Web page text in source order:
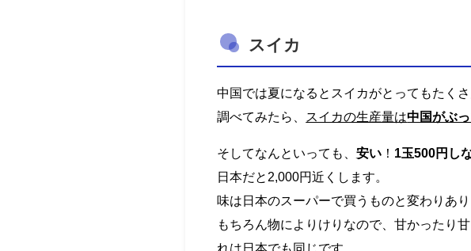
スイカ
中国では夏になるとスイカがとってもたく
調べてみたら、
スイカの生産量は中国がぶ
そしてなんといっても、安い ！ 1玉500円し
日本だと2,000円近くします。
味は日本のスーパーで買うものと変わりあり
もちろん物によりけりなので、甘かったり
れは日本でも同じです。